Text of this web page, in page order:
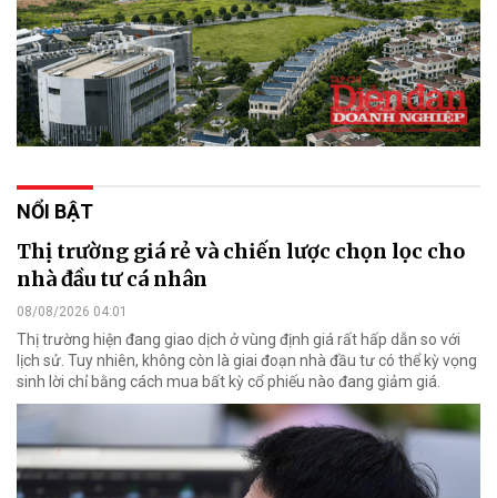
NỔI BẬT
Thị trường giá rẻ và chiến lược chọn lọc cho
nhà đầu tư cá nhân
08/08/2026 04:01
Thị trường hiện đang giao dịch ở vùng định giá rất hấp dẫn so với
lịch sử. Tuy nhiên, không còn là giai đoạn nhà đầu tư có thể kỳ vọng
sinh lời chỉ bằng cách mua bất kỳ cổ phiếu nào đang giảm giá.